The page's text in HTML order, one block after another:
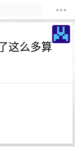
这么多算